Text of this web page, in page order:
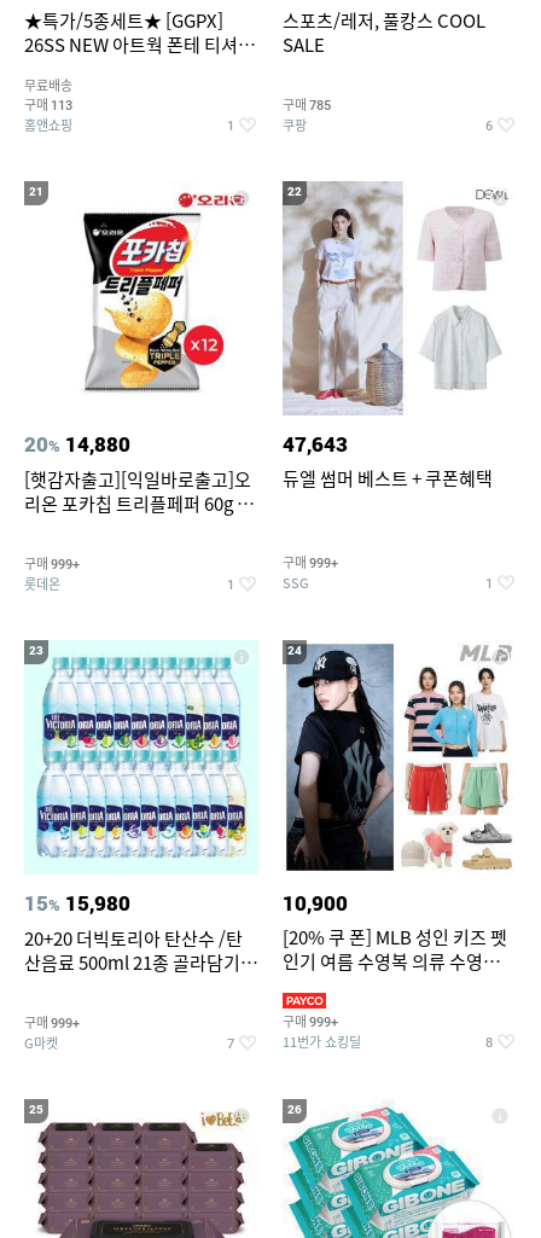
★특가/5종세트★ [GGPX]
26SS NEW 아트웍 폰테 티셔츠
무료배송
구매 113
홈앤쇼핑 1
스포츠/레저, 풀캉스 COOL
SALE
구매 785
쿠팡 6
21
20% 14,880
[햇감자출고][익일바로출고]오
리온 포카칩 트리플페퍼 60g 12
구매 999+
롯데온 1
22
47,643
듀엘 썸머 베스트 + 쿠폰혜택
구매 999+
SSG 1
23
15% 15,980
20+20 더빅토리아 탄산수 /탄
산음료 500ml 21종 골라담기
구매 999+
G마켓 7
24
10,900
[20% 쿠 폰] MLB 성인 키즈 펫
인기 여름 수영복 의류 수영복
구매 999+
11번가 쇼킹딜 8
25 26